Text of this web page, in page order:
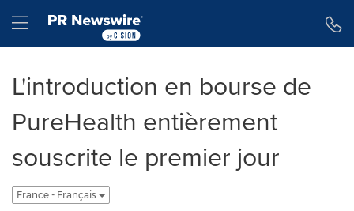
Hamburger menu
L'introduction en bourse de
PureHealth entièrement
souscrite le premier jour
France - Français